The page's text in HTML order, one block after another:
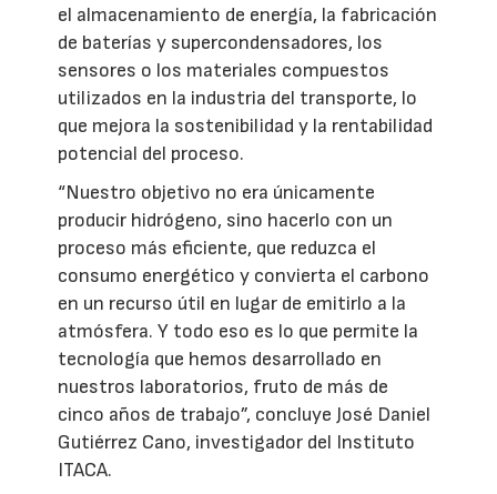
el almacenamiento de energía, la fabricación
de baterías y supercondensadores, los
sensores o los materiales compuestos
utilizados en la industria del transporte, lo
que mejora la sostenibilidad y la rentabilidad
potencial del proceso.
“Nuestro objetivo no era únicamente
producir hidrógeno, sino hacerlo con un
proceso más eficiente, que reduzca el
consumo energético y convierta el carbono
en un recurso útil en lugar de emitirlo a la
atmósfera. Y todo eso es lo que permite la
tecnología que hemos desarrollado en
nuestros laboratorios, fruto de más de
cinco años de trabajo”, concluye José Daniel
Gutiérrez Cano, investigador del Instituto
ITACA.